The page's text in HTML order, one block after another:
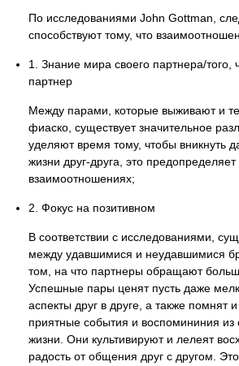
По исследованиями John Gottman,
способствуют тому, что
1. Знание мира своего партнера/того,
партнер
Между парами, которые выживают и
фиаско, существует значительное
уделяют время тому, чтобы вникнуть
жизни друг-друга, это
взаимоотношениях;
2. Фокус на позитивном
В соответствии с исследованиями,
между удавшимися и неудавшимися
том, на что партнеры обращают
Успешные пары ценят пусть даже
аспекты друг в друге, а также помнят
приятные события и воспомининия из
жизни. Они культивируют и лелеят
радость от общения друг с другом.